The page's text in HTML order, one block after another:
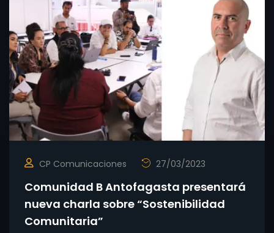
CP Comunicaciones 27/03/2023
Comunidad B Antofagasta presentará
nueva charla sobre “Sostenibilidad
Comunitaria”